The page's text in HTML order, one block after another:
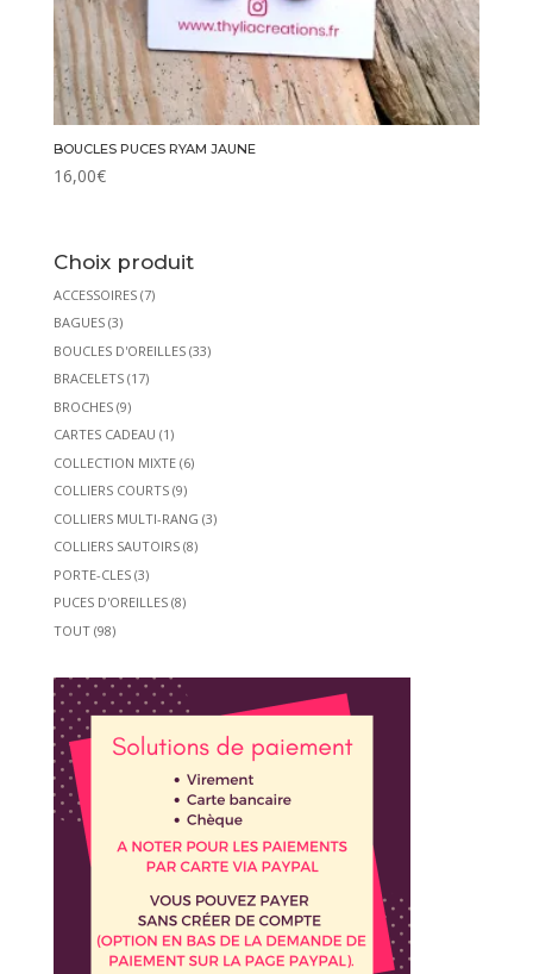
BOUCLES PUCES RYAM JAUNE
16,00€
Choix produit
ACCESSOIRES (7)
BAGUES (3)
BOUCLES D'OREILLES (33)
BRACELETS (17)
BROCHES (9)
CARTES CADEAU (1)
COLLECTION MIXTE (6)
COLLIERS COURTS (9)
COLLIERS MULTI-RANG (3)
COLLIERS SAUTOIRS (8)
PORTE-CLES (3)
PUCES D'OREILLES (8)
TOUT (98)